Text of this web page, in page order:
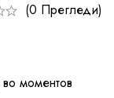
(0 Прегледи)
моментов